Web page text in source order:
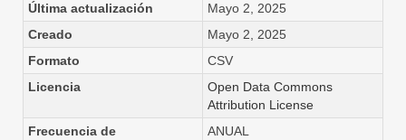
Última actualización
Mayo 2, 2025
Creado
Mayo 2, 2025
Formato
CSV
Licencia
Open Data Commons
Attribution License
Frecuencia de
ANUAL